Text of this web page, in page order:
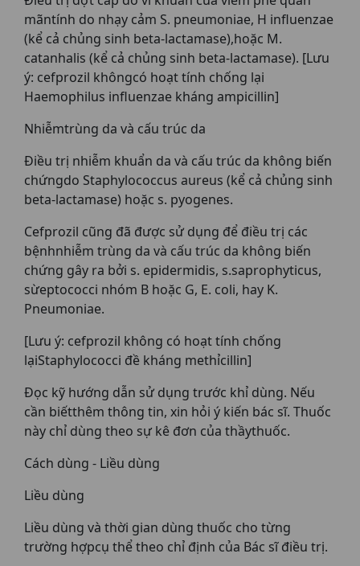
mãntính do nhạy cảm S. pneumoniae, H influenzae
(kể cả chủng sinh beta-lactamase),hoặc M.
catanhalis (kể cả chủng sinh beta-lactamase). [Lưu
ý: cefprozil khôngcó hoạt tính chống lại
Haemophilus influenzae kháng ampicillin]
Nhiễmtrùng da và cấu trúc da
Điều trị nhiễm khuẩn da và cấu trúc da không biến
chứngdo Staphylococcus aureus (kể cả chủng sinh
beta-lactamase) hoặc s. pyogenes.
Cefprozil cũng đã được sử dụng để điều trị các
bệnhnhiễm trùng da và cấu trúc da không biến
chứng gây ra bởi s. epidermidis, s.saprophyticus,
sừeptococci nhóm B hoặc G, E. coli, hay K.
Pneumoniae.
[Lưu ý: cefprozil không có hoạt tính chống
lạiStaphylococci đề kháng methỉcillin]
Đọc kỹ hướng dẫn sử dụng trước khỉ dùng. Nếu
cần biếtthêm thông tin, xin hỏi ý kiến bác sĩ. Thuốc
này chỉ dùng theo sự kê đơn của thầythuốc.
Cách dùng - Liều dùng
Liều dùng
Liều dùng và thời gian dùng thuốc cho từng
trường hợpcụ thể theo chỉ định của Bác sĩ điều trị.